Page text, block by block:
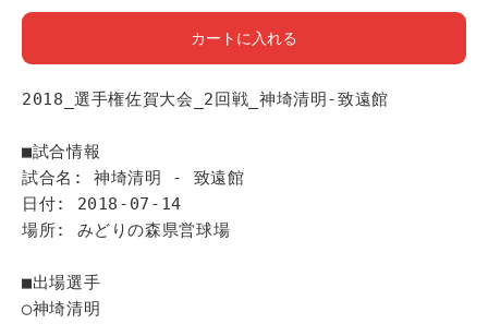
カートに入れる
2018_選手権佐賀大会_2回戦_神埼清明-致遠館
■試合情報
試合名: 神埼清明 - 致遠館
日付: 2018-07-14
場所: みどりの森県営球場
■出場選手
◯神埼清明